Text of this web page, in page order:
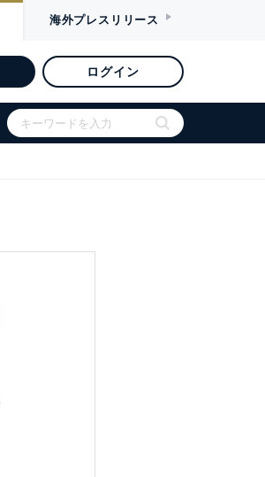
海外プレスリリース
ログイン